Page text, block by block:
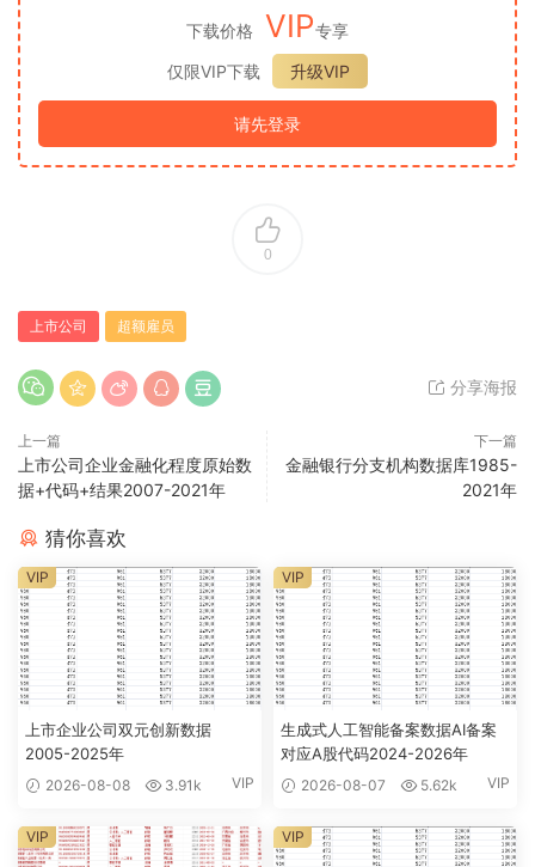
下载价格 VIP专享
仅限VIP下载
升级VIP
请先登录
0
上市公司 超额雇员
分享海报
上一篇
上市公司企业金融化程度原始数
据+代码+结果2007-2021年
下一篇
金融银行分支机构数据库1985-
2021年
猜你喜欢
上市企业公司双元创新数据
2005-2025年
2026-08-08 3.91k VIP
VIP
生成式人工智能备案数据AI备案
对应A股代码2024-2026年
2026-08-07 5.62k VIP
VIP
VIP VIP